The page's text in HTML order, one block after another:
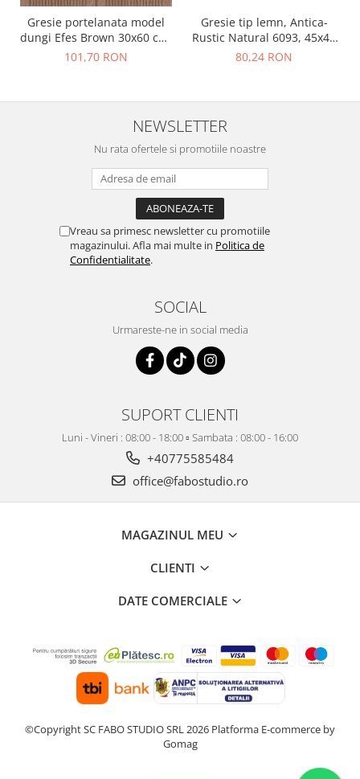
Gresie portelanata model
dungi Efes Brown 30x60 cm,
finisaj mat, maro
101,70 RON
Gresie tip lemn, Antica-
Rustic Natural 6093, 45x45
cm, portelanata, bej, finisaj
80,24 RON
NEWSLETTER
Nu rata ofertele si promotiile noastre
Vreau sa primesc newsletter cu promotiile
magazinului. Afla mai multe in Politica de
Confidentialitate.
SOCIAL
Urmareste-ne in social media
SUPORT CLIENTI
Luni - Vineri : 08:00 - 18:00 ▫️ Sambata : 08:00 - 16:00
+40775585484
office@fabostudio.ro
MAGAZINUL MEU
CLIENTI
DATE COMERCIALE
©Copyright SC FABO STUDIO SRL 2026 Platforma E-commerce by
Gomag